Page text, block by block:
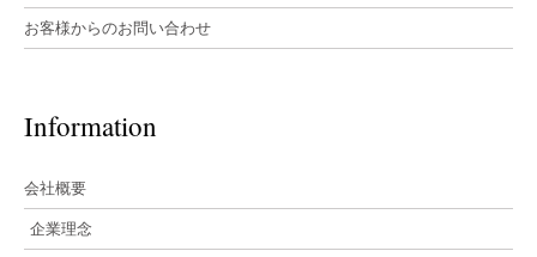
お客様からのお問い合わせ
Information
会社概要
企業理念